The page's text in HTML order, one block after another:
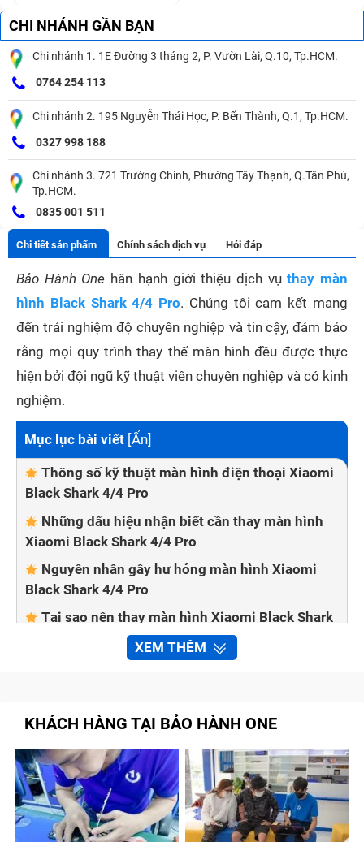
CHI NHÁNH GẦN BẠN
Chi nhánh 1. 1E Đường 3 tháng 2, P. Vườn Lài, Q.10, Tp.HCM.
0764 254 113
Chi nhánh 2. 195 Nguyễn Thái Học, P. Bến Thành, Q.1, Tp.HCM.
0327 998 188
Chi nhánh 3. 721 Trường Chinh, Phường Tây Thạnh, Q.Tân Phú,
Tp.HCM.
0835 001 511
Chi tiết sản phẩm Chính sách dịch vụ Hỏi đáp
Bảo Hành One hân hạnh giới thiệu dịch vụthay màn
hình Black Shark 4/4 Pro. Chúng tôi cam kết mang
đến trải nghiệm độ chuyên nghiệp và tin cậy, đảm bảo
rằng mọi quy trình thay thế màn hình đều được thực
hiện bởi đội ngũ kỹ thuật viên chuyên nghiệp và có kinh
nghiệm.
Mục lục bài viết [Ẩn]
Thông số kỹ thuật màn hình điện thoại Xiaomi
Black Shark 4/4 Pro
Những dấu hiệu nhận biết cần thay màn hình
Xiaomi Black Shark 4/4 Pro
Nguyên nhân gây hư hỏng màn hình Xiaomi
Black Shark 4/4 Pro
Tại sao nên thay màn hình Xiaomi Black Shark
4/4 Pro tại Bảo Hành One
XEM THÊM
KHÁCH HÀNG TẠI BẢO HÀNH ONE